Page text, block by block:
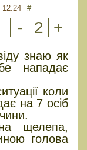
12:24 #
- 2 +
знаю як
нападає
коли
на 7 осіб
щелепа,
голова